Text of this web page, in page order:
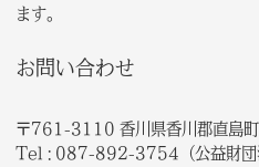
ます。
お問い合わせ
〒761-3110 香川県香川郡直島
Tel : 087-892-3754（公益財団